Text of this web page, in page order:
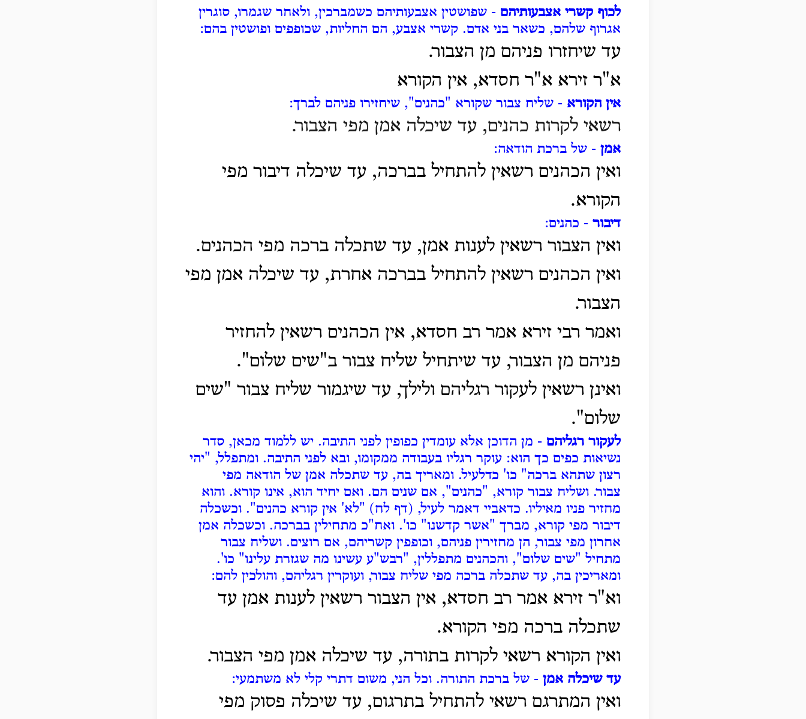
לכוף קשרי אצבעותיהם - שפושטין אצבעותיהם כשמברכין, ולאחר שגמרו, סוגרין
אגרוף שלהם, כשאר בני אדם. קשרי אצבע, הם החליות, שכופפים ופושטין בהם:
עד שיחזרו פניהם מן הצבור.
א"ר זירא א"ר חסדא, אין הקורא
אין הקורא - שליח צבור שקורא "כהנים", שיחזירו פניהם לברך:
רשאי לקרות כהנים, עד שיכלה אמן מפי הצבור.
אמן - של ברכת הודאה:
ואין הכהנים רשאין להתחיל בברכה, עד שיכלה דיבור מפי
הקורא.
דיבור - כהנים:
ואין הצבור רשאין לענות אמן, עד שתכלה ברכה מפי הכהנים.
ואין הכהנים רשאין להתחיל בברכה אחרת, עד שיכלה אמן מפי
הצבור.
ואמר רבי זירא אמר רב חסדא, אין הכהנים רשאין להחזיר
פניהם מן הצבור, עד שיתחיל שליח צבור ב"שים שלום".
ואינן רשאין לעקור רגליהם ולילך, עד שיגמור שליח צבור "שים
שלום".
לעקור רגליהם - מן הדוכן אלא עומדין כפופין לפני התיבה. יש ללמוד מכאן, סדר
נשיאות כפים כך הוא: עוקר רגליו בעבודה ממקומו, ובא לפני התיבה. ומתפלל, "יהי
רצון שתהא ברכה" כו' כדלעיל. ומאריך בה, עד שתכלה אמן של הודאה מפי
צבור. ושליח צבור קורא, "כהנים", אם שנים הם. ואם יחיד הוא, אינו קורא. והוא
מחזיר פניו מאיליו. כדאביי דאמר לעיל, (דף לח) "לא' אין קורא כהנים". וכשכלה
דיבור מפי קורא, מברך "אשר קדשנו" כו'. ואח"כ מתחילין בברכה. וכשכלה אמן
אחרון מפי צבור, הן מחזירין פניהם, וכופפין קשריהם, אם רוצים. ושליח צבור
מתחיל "שים שלום", והכהנים מתפללין, "רבש"ע עשינו מה שגזרת עלינו" כו'.
ומאריכין בה, עד שתכלה ברכה מפי שליח צבור, ועוקרין רגליהם, והולכין להם:
וא"ר זירא אמר רב חסדא, אין הצבור רשאין לענות אמן עד
שתכלה ברכה מפי הקורא.
ואין הקורא רשאי לקרות בתורה, עד שיכלה אמן מפי הצבור.
עד שיכלה אמן - של ברכת התורה. וכל הני, משום דתרי קלי לא משתמעי:
ואין המתרגם רשאי להתחיל בתרגום, עד שיכלה פסוק מפי